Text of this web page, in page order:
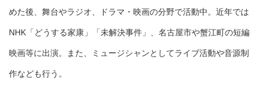
めた後、舞台やラジオ、ドラマ・映画の分野で活動中。近年では
NHK「どうする家康」「未解決事件」、名古屋市や蟹江町の短編
映画等に出演。また、ミュージシャンとしてライブ活動や音源制
作なども行う。